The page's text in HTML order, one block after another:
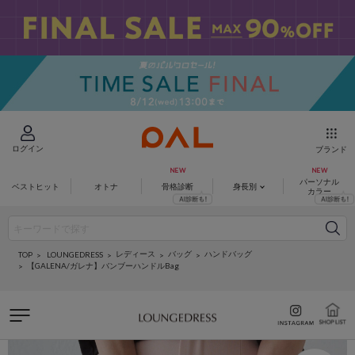
ログイン ブランド
ベストヒット オトナ 骨格診断 身長別
パーソナル
カラー
TOP LOUNGEDRESS レディース バッグ
ハンドバッグ
【GALENA/ガレナ】バンブーハンドルBag